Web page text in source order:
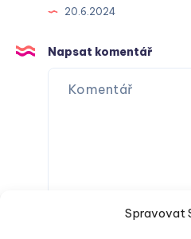
Spravovat
20.6.2024
Napsat komentář